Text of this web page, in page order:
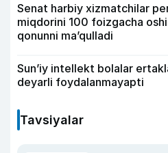
Senat harbiy xizmatchilar
miqdorini 100 foizgacha
qonunni ma’qulladi
Sun’iy intellekt bolalar
deyarli foydalanmayapti
Tavsiyalar